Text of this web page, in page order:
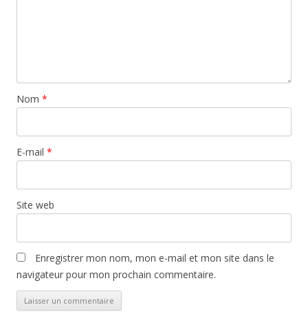
Nom *
E-mail *
Site web
Enregistrer mon nom, mon e-mail et mon site dans le
navigateur pour mon prochain commentaire.